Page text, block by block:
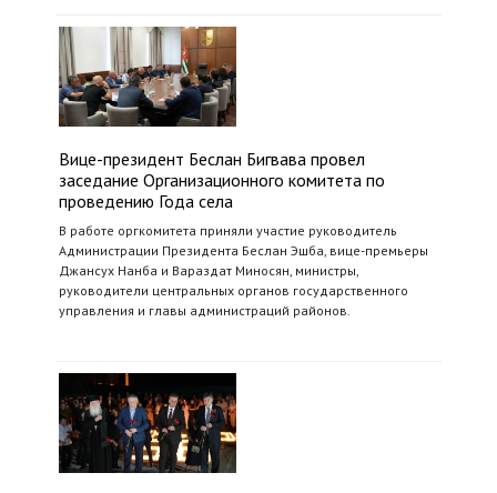
Вице-президент Беслан Бигвава провел
заседание Организационного комитета по
проведению Года села
В работе оргкомитета приняли участие руководитель
Администрации Президента Беслан Эшба, вице-премьеры
Джансух Нанба и Вараздат Миносян, министры,
руководители центральных органов государственного
управления и главы администраций районов.